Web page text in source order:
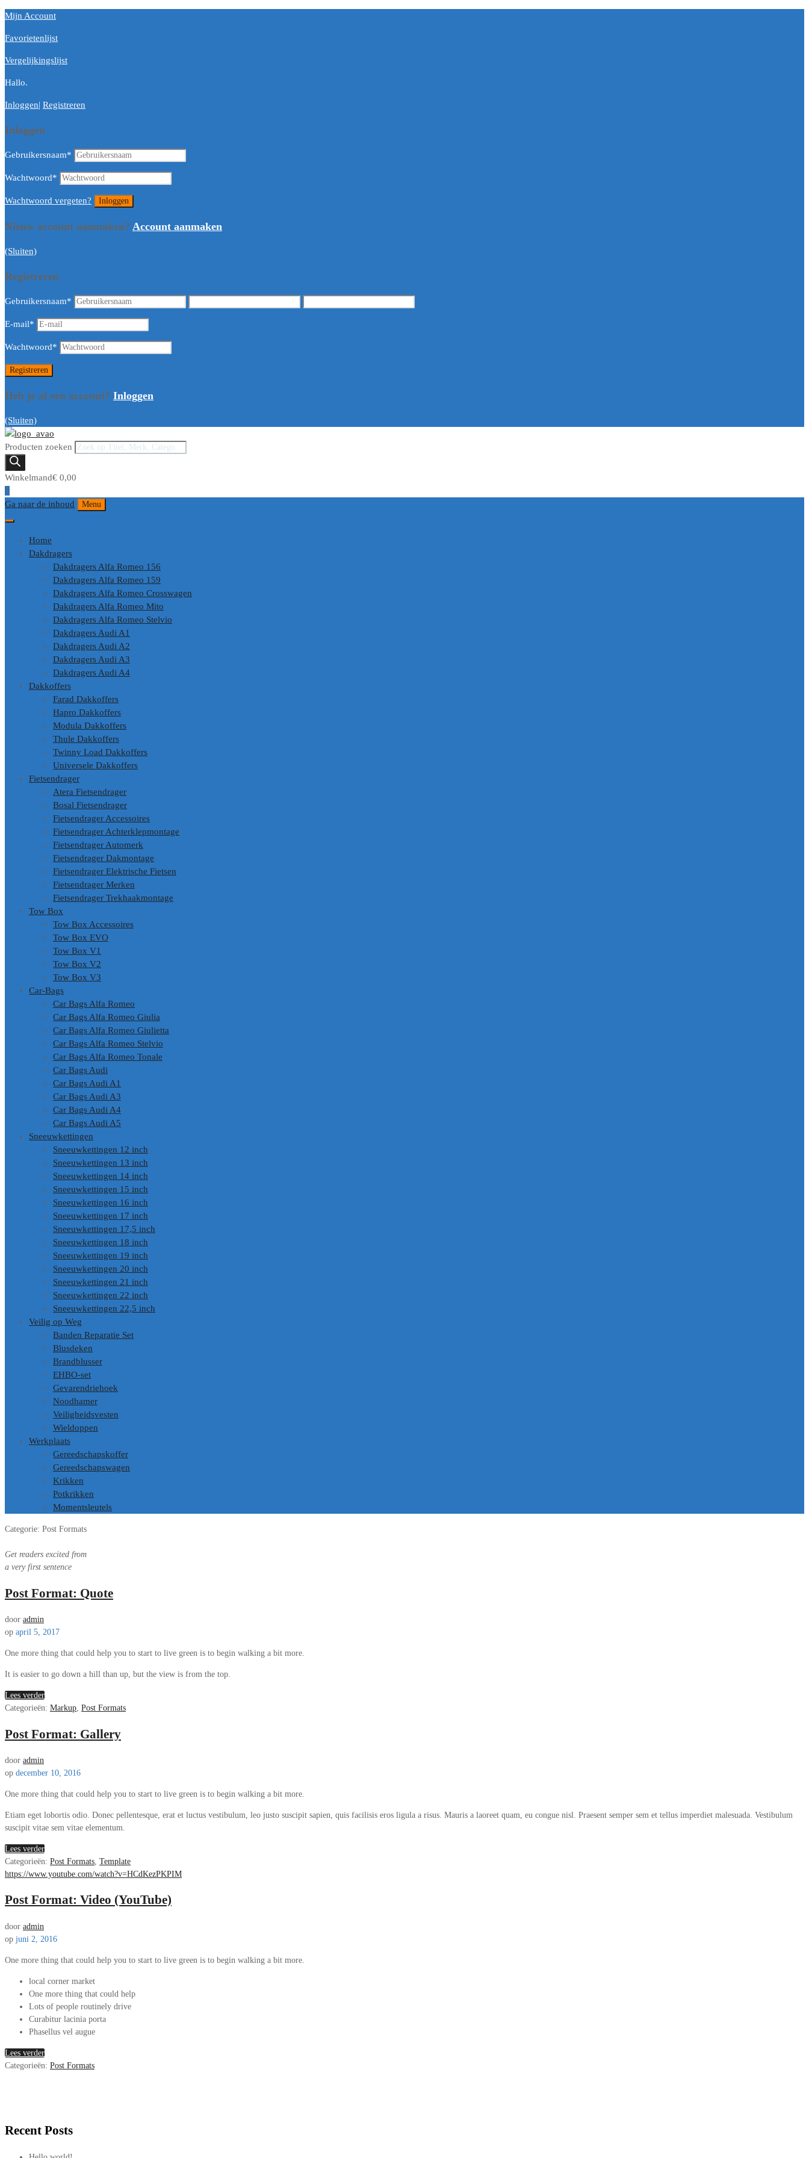
Mijn Account
Favorietenlijst
Vergelijkingslijst
Hallo.
Inloggen| Registreren
Inloggen
Gebruikersnaam*
Wachtwoord*
Wachtwoord vergeten?
Nieuw account aanmaken? Account aanmaken
(Sluiten)
Registreren
Gebruikersnaam*
E-mail*
Wachtwoord*
Heb je al een account? Inloggen
(Sluiten)
Producten zoeken
Winkelmand€ 0,00
0
Ga naar de inhoud
Menu
Home
Dakdragers
Dakdragers Alfa Romeo 156
Dakdragers Alfa Romeo 159
Dakdragers Alfa Romeo Crosswagen
Dakdragers Alfa Romeo Mito
Dakdragers Alfa Romeo Stelvio
Dakdragers Audi A1
Dakdragers Audi A2
Dakdragers Audi A3
Dakdragers Audi A4
Dakkoffers
Farad Dakkoffers
Hapro Dakkoffers
Modula Dakkoffers
Thule Dakkoffers
Twinny Load Dakkoffers
Universele Dakkoffers
Fietsendrager
Atera Fietsendrager
Bosal Fietsendrager
Fietsendrager Accessoires
Fietsendrager Achterklepmontage
Fietsendrager Automerk
Fietsendrager Dakmontage
Fietsendrager Elektrische Fietsen
Fietsendrager Merken
Fietsendrager Trekhaakmontage
Tow Box
Tow Box Accessoires
Tow Box EVO
Tow Box V1
Tow Box V2
Tow Box V3
Car-Bags
Car Bags Alfa Romeo
Car Bags Alfa Romeo Giulia
Car Bags Alfa Romeo Giulietta
Car Bags Alfa Romeo Stelvio
Car Bags Alfa Romeo Tonale
Car Bags Audi
Car Bags Audi A1
Car Bags Audi A3
Car Bags Audi A4
Car Bags Audi A5
Sneeuwkettingen
Sneeuwkettingen 12 inch
Sneeuwkettingen 13 inch
Sneeuwkettingen 14 inch
Sneeuwkettingen 15 inch
Sneeuwkettingen 16 inch
Sneeuwkettingen 17 inch
Sneeuwkettingen 17,5 inch
Sneeuwkettingen 18 inch
Sneeuwkettingen 19 inch
Sneeuwkettingen 20 inch
Sneeuwkettingen 21 inch
Sneeuwkettingen 22 inch
Sneeuwkettingen 22,5 inch
Veilig op Weg
Banden Reparatie Set
Blusdeken
Brandblusser
EHBO-set
Gevarendriehoek
Noodhamer
Veiligheidsvesten
Wieldoppen
Werkplaats
Gereedschapskoffer
Gereedschapswagen
Krikken
Potkrikken
Momentsleutels
Categorie: Post Formats
Get readers excited from
a very first sentence
Post Format: Quote
door admin
op april 5, 2017
One more thing that could help you to start to live green is to begin walking a bit more.
It is easier to go down a hill than up, but the view is from the top.
Lees verder
Categorieën: Markup, Post Formats
Post Format: Gallery
door admin
op december 10, 2016
One more thing that could help you to start to live green is to begin walking a bit more.
Etiam eget lobortis odio. Donec pellentesque, erat et luctus vestibulum, leo justo suscipit sapien, quis facilisis eros ligula a risus. Mauris a laoreet quam, eu congue nisl. Praesent semper sem et tellus imperdiet malesuada. Vestibulum
suscipit vitae sem vitae elementum.
Lees verder
Categorieën: Post Formats, Template
https://www.youtube.com/watch?v=HCdKezPKPIM
Post Format: Video (YouTube)
door admin
op juni 2, 2016
One more thing that could help you to start to live green is to begin walking a bit more.
local corner market
One more thing that could help
Lots of people routinely drive
Curabitur lacinia porta
Phasellus vel augue
Lees verder
Categorieën: Post Formats
Recent Posts